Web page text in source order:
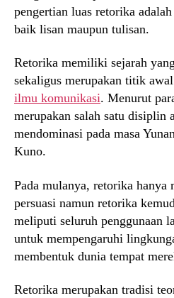
pengertian luas retorika
baik lisan maupun tulisan.
Retorika memiliki sejarah
sekaligus merupakan titik awal
ilmu komunikasi. Menurut
merupakan salah satu disiplin
mendominasi pada masa
Kuno.
Pada mulanya, retorika hanya
persuasi namun retorika
meliputi seluruh penggunaan
untuk mempengaruhi
membentuk dunia tempat
Retorika merupakan tradisi